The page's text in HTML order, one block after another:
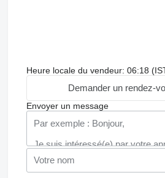
Heure locale du vendeur: 06:18
Demander un rendez-
Envoyer un message